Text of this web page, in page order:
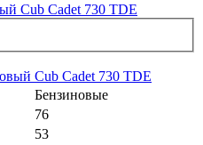
Cub Cadet 730 TDE
Бензиновые
76
53